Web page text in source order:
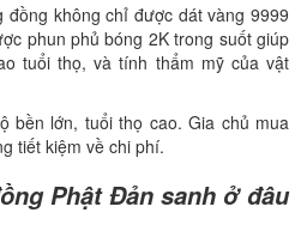
không chỉ được dát vàng 9999
phun phủ bóng 2K trong suốt giúp
tuổi thọ, và tính thẩm mỹ của vật
bền lớn, tuổi thọ cao. Gia chủ mua
tiết kiệm về chi phí.
Phật Đản sanh ở đâu